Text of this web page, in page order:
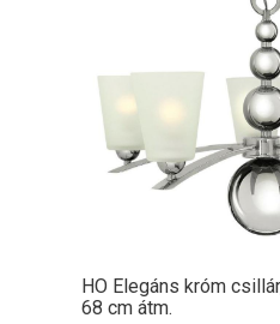
HO Elegáns króm
68 cm átm.